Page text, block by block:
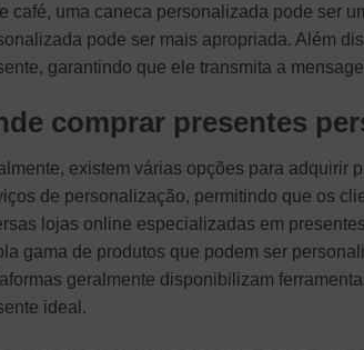
café, uma caneca personalizada pode ser
pode ser mais apropriada. Além
garantindo que ele transmita a
comprar presentes
existem várias opções para adquirir
de personalização, permitindo que os
lojas online especializadas em
gama de produtos que podem ser
geralmente disponibilizam
ideal.